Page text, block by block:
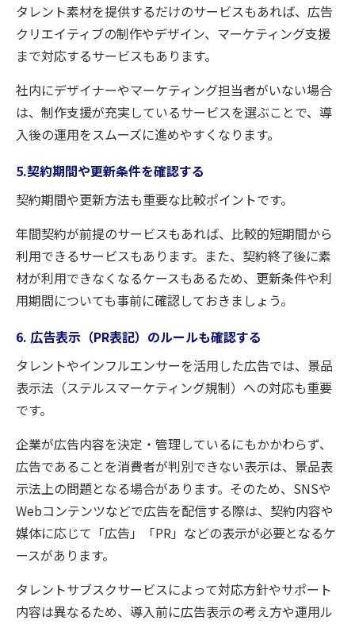
タレント素材を提供するだけのサービスもあれば、広告
クリエイティブの制作やデザイン、マーケティング支援
まで対応するサービスもあります。
社内にデザイナーやマーケティング担当者がいない場合
は、制作支援が充実しているサービスを選ぶことで、導
入後の運用をスムーズに進めやすくなります。
5.契約期間や更新条件を確認する
契約期間や更新方法も重要な比較ポイントです。
年間契約が前提のサービスもあれば、比較的短期間から
利用できるサービスもあります。また、契約終了後に素
材が利用できなくなるケースもあるため、更新条件や利
用期間についても事前に確認しておきましょう。
6. 広告表示（PR表記）のルールも確認する
タレントやインフルエンサーを活用した広告では、景品
表示法（ステルスマーケティング規制）への対応も重要
です。
企業が広告内容を決定・管理しているにもかかわらず、
広告であることを消費者が判別できない表示は、景品表
示法上の問題となる場合があります。そのため、SNSや
Webコンテンツなどで広告を配信する際は、契約内容や
媒体に応じて「広告」「PR」などの表示が必要となるケ
ースがあります。
タレントサブスクサービスによって対応方針やサポート
内容は異なるため、導入前に広告表示の考え方や運用ル